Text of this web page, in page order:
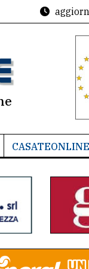
CASATEONLINE